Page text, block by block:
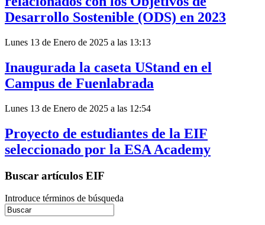
Desarrollo Sostenible (ODS) en 2023
Lunes 13 de Enero de 2025 a las 13:13
Inaugurada la caseta UStand en el
Campus de Fuenlabrada
Lunes 13 de Enero de 2025 a las 12:54
Proyecto de estudiantes de la EIF
seleccionado por la ESA Academy
Buscar artículos EIF
Introduce términos de búsqueda